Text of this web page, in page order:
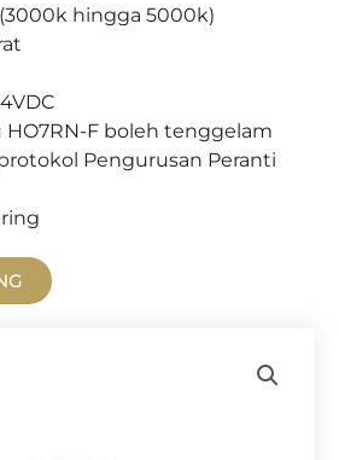
hingga 5000k)
HO7RN-F boleh tenggelam
Pengurusan Peranti